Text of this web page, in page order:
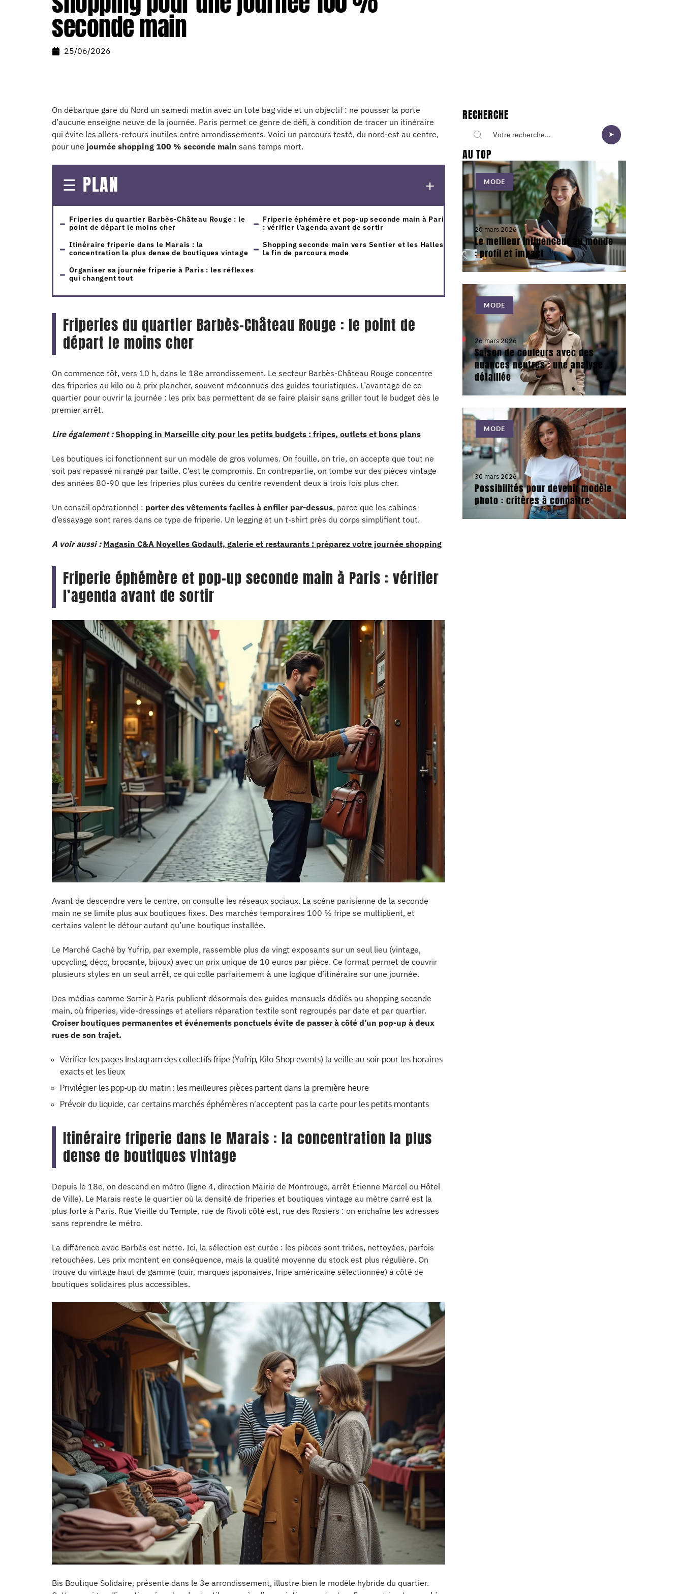
seconde main
25/06/2026
On débarque gare du Nord un samedi matin avec un tote bag vide et un objectif : ne pousser la porte
d’aucune enseigne neuve de la journée. Paris permet ce genre de défi, à condition de tracer un itinéraire
qui évite les allers-retours inutiles entre arrondissements. Voici un parcours testé, du nord-est au centre,
pour une journée shopping 100 % seconde main sans temps mort.
PLAN
Friperies du quartier Barbès-Château Rouge : le
point de départ le moins cher
Friperie éphémère et pop-up seconde main à Paris
: vérifier l’agenda avant de sortir
Itinéraire friperie dans le Marais : la
concentration la plus dense de boutiques vintage
Shopping seconde main vers Sentier et les Halles :
la fin de parcours mode
Organiser sa journée friperie à Paris : les réflexes
qui changent tout
Friperies du quartier Barbès-Château Rouge : le point de
départ le moins cher
On commence tôt, vers 10 h, dans le 18e arrondissement. Le secteur Barbès-Château Rouge concentre
des friperies au kilo ou à prix plancher, souvent méconnues des guides touristiques. L’avantage de ce
quartier pour ouvrir la journée : les prix bas permettent de se faire plaisir sans griller tout le budget dès le
premier arrêt.
Lire également : Shopping in Marseille city pour les petits budgets : fripes, outlets et bons plans
Les boutiques ici fonctionnent sur un modèle de gros volumes. On fouille, on trie, on accepte que tout ne
soit pas repassé ni rangé par taille. C’est le compromis. En contrepartie, on tombe sur des pièces vintage
des années 80-90 que les friperies plus curées du centre revendent deux à trois fois plus cher.
Un conseil opérationnel : porter des vêtements faciles à enfiler par-dessus, parce que les cabines
d’essayage sont rares dans ce type de friperie. Un legging et un t-shirt près du corps simplifient tout.
A voir aussi : Magasin C&A Noyelles Godault, galerie et restaurants : préparez votre journée shopping
Friperie éphémère et pop-up seconde main à Paris : vérifier
l’agenda avant de sortir
Avant de descendre vers le centre, on consulte les réseaux sociaux. La scène parisienne de la seconde
main ne se limite plus aux boutiques fixes. Des marchés temporaires 100 % fripe se multiplient, et
certains valent le détour autant qu’une boutique installée.
Le Marché Caché by Yufrip, par exemple, rassemble plus de vingt exposants sur un seul lieu (vintage,
upcycling, déco, brocante, bijoux) avec un prix unique de 10 euros par pièce. Ce format permet de couvrir
plusieurs styles en un seul arrêt, ce qui colle parfaitement à une logique d’itinéraire sur une journée.
Des médias comme Sortir à Paris publient désormais des guides mensuels dédiés au shopping seconde
main, où friperies, vide-dressings et ateliers réparation textile sont regroupés par date et par quartier.
Croiser boutiques permanentes et événements ponctuels évite de passer à côté d’un pop-up à deux
rues de son trajet.
Vérifier les pages Instagram des collectifs fripe (Yufrip, Kilo Shop events) la veille au soir pour les horaires
exacts et les lieux
Privilégier les pop-up du matin : les meilleures pièces partent dans la première heure
Prévoir du liquide, car certains marchés éphémères n’acceptent pas la carte pour les petits montants
Itinéraire friperie dans le Marais : la concentration la plus
dense de boutiques vintage
Depuis le 18e, on descend en métro (ligne 4, direction Mairie de Montrouge, arrêt Étienne Marcel ou Hôtel
de Ville). Le Marais reste le quartier où la densité de friperies et boutiques vintage au mètre carré est la
plus forte à Paris. Rue Vieille du Temple, rue de Rivoli côté est, rue des Rosiers : on enchaîne les adresses
sans reprendre le métro.
La différence avec Barbès est nette. Ici, la sélection est curée : les pièces sont triées, nettoyées, parfois
retouchées. Les prix montent en conséquence, mais la qualité moyenne du stock est plus régulière. On
trouve du vintage haut de gamme (cuir, marques japonaises, fripe américaine sélectionnée) à côté de
boutiques solidaires plus accessibles.
Bis Boutique Solidaire, présente dans le 3e arrondissement, illustre bien le modèle hybride du quartier.
RECHERCHE
AU TOP
MODE
20 mars 2026
Le meilleur influenceur au monde
: profil et impact
MODE
26 mars 2026
Saison de couleurs avec des
nuances neutres : une analyse
détaillée
MODE
30 mars 2026
Possibilités pour devenir modèle
photo : critères à connaître